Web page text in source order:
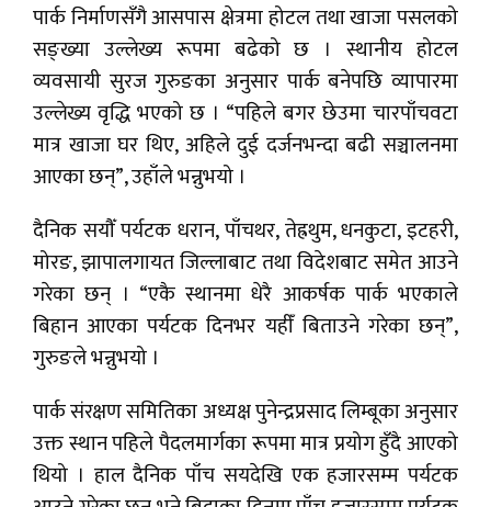
पार्क निर्माणसँगै आसपास क्षेत्रमा होटल तथा खाजा पसलको
सङ्ख्या उल्लेख्य रूपमा बढेको छ । स्थानीय होटल
व्यवसायी सुरज गुरुङका अनुसार पार्क बनेपछि व्यापारमा
उल्लेख्य वृद्धि भएको छ । “पहिले बगर छेउमा चारपाँचवटा
मात्र खाजा घर थिए, अहिले दुई दर्जनभन्दा बढी सञ्चालनमा
आएका छन्”, उहाँले भन्नुभयो ।
दैनिक सयौँ पर्यटक धरान, पाँचथर, तेह्रथुम, धनकुटा, इटहरी,
मोरङ, झापालगायत जिल्लाबाट तथा विदेशबाट समेत आउने
गरेका छन् । “एकै स्थानमा धेरै आकर्षक पार्क भएकाले
बिहान आएका पर्यटक दिनभर यहीँ बिताउने गरेका छन्”,
गुरुङले भन्नुभयो ।
पार्क संरक्षण समितिका अध्यक्ष पुनेन्द्रप्रसाद लिम्बूका अनुसार
उक्त स्थान पहिले पैदलमार्गका रूपमा मात्र प्रयोग हुँदै आएको
थियो । हाल दैनिक पाँच सयदेखि एक हजारसम्म पर्यटक